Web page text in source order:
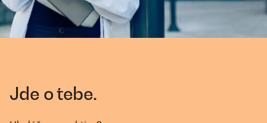
Jde o tebe.